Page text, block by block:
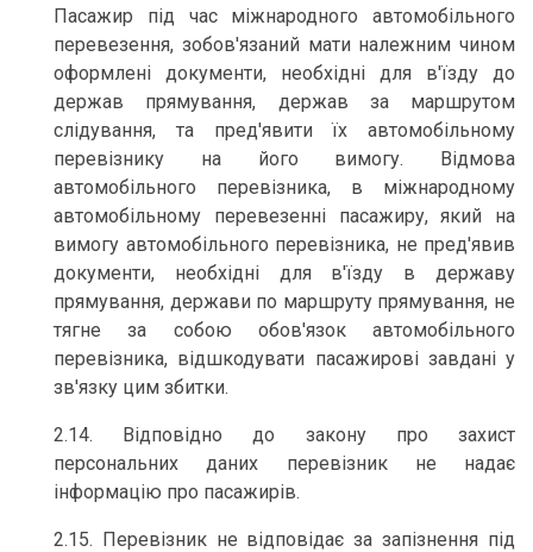
Пасажир під час міжнародного автомобільного
перевезення, зобов'язаний мати належним чином
оформлені документи, необхідні для в'їзду до
держав прямування, держав за маршрутом
слідування, та пред'явити їх автомобільному
перевізнику на його вимогу. Відмова
автомобільного перевізника, в міжнародному
автомобільному перевезенні пасажиру, який на
вимогу автомобільного перевізника, не пред'явив
документи, необхідні для в'їзду в державу
прямування, держави по маршруту прямування, не
тягне за собою обов'язок автомобільного
перевізника, відшкодувати пасажирові завдані у
зв'язку цим збитки.
2.14. Відповідно до закону про захист
персональних даних перевізник не надає
інформацію про пасажирів.
2.15. Перевізник не відповідає за запізнення під